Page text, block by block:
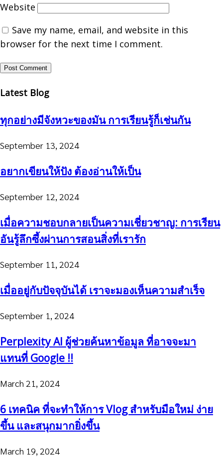
Website
Save my name, email, and website in this
browser for the next time I comment.
Latest Blog
ทุกอย่างมีจังหวะของมัน การเรียนรู้ก็เช่นกัน
September 13, 2024
อยากเขียนให้ปัง ต้องอ่านให้เป็น
September 12, 2024
เมื่อความชอบกลายเป็นความเชี่ยวชาญ: การเรียน
อันรู้ลึกซึ้งผ่านการสอนสิ่งที่เรารัก
September 11, 2024
เมื่ออยู่กับปัจจุบันได้ เราจะมองเห็นความสำเร็จ
September 1, 2024
Perplexity AI ผู้ช่วยค้นหาข้อมูล ที่อาจจะมา
แทนที่ Google !!
March 21, 2024
6 เทคนิค ที่จะทำให้การ Vlog สำหรับมือใหม่ ง่าย
ขึ้น และสนุกมากยิ่งขึ้น
March 19, 2024